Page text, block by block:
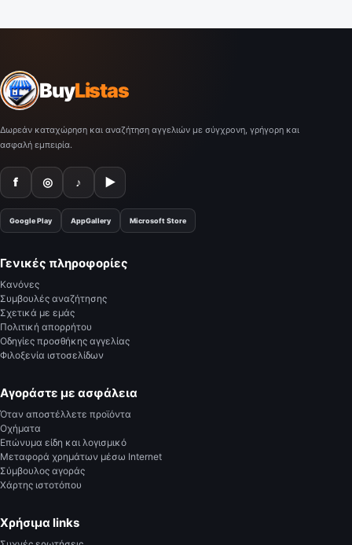
BuyListas
Δωρεάν καταχώρηση και αναζήτηση αγγελιών με σύγχρονη, γρήγορη και
ασφαλή εμπειρία.
f ◎ ♪ ▶
Google Play AppGallery Microsoft Store
Γενικές πληροφορίες
Κανόνες
Συμβουλές αναζήτησης
Σχετικά με εμάς
Πολιτική απορρήτου
Οδηγίες προσθήκης αγγελίας
Φιλοξενία ιστοσελίδων
Αγοράστε με ασφάλεια
Όταν αποστέλλετε προϊόντα
Οχήματα
Επώνυμα είδη και λογισμικό
Μεταφορά χρημάτων μέσω Internet
Σύμβουλος αγοράς
Χάρτης ιστοτόπου
Χρήσιμα links